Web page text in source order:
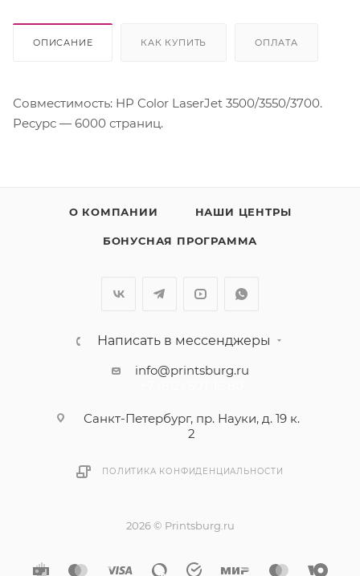
ОПИСАНИЕ КАК КУПИТЬ ОПЛАТА
Совместимость: HP Color LaserJet 3500/3550/3700.
Ресурс — 6000 страниц.
О КОМПАНИИ НАШИ ЦЕНТРЫ
БОНУСНАЯ ПРОГРАММА
Написать в мессенджеры
info@printsburg.ru
Санкт-Петербург, пр. Науки, д. 19 к.
2
ПОЛИТИКА КОНФИДЕНЦИАЛЬНОСТИ
2026 © Printsburg.ru